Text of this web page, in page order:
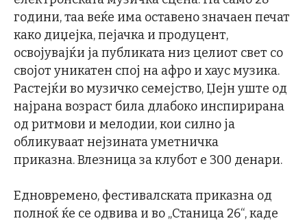
години, таа веќе има оставено значаен печат
како диџејка, пејачка и продуцент,
освојувајќи ја публиката низ целиот свет со
својот уникатен спој на афро и хаус музика.
Растејќи во музичко семејство, Џејн уште од
најрана возраст била длабоко инспирирана
од ритмови и мелодии, кои силно ја
обликуваат нејзината уметничка
приказна. Влезница за клубот е 300 денари.
Едновремено, фестивалската приказна од
полноќ ќе се одвива и во „Станица 26“, каде